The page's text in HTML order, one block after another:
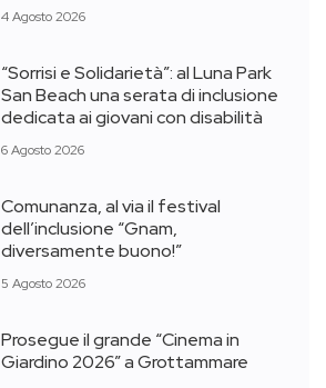
4 Agosto 2026
“Sorrisi e Solidarietà”: al Luna Park
San Beach una serata di inclusione
dedicata ai giovani con disabilità
6 Agosto 2026
Comunanza, al via il festival
dell’inclusione “Gnam,
diversamente buono!”
5 Agosto 2026
Prosegue il grande “Cinema in
Giardino 2026” a Grottammare